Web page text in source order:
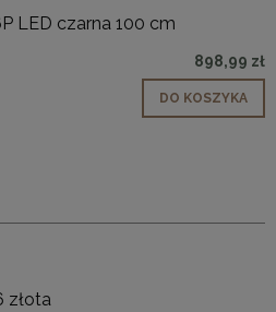
LED czarna 100 cm
898,99 zł
DO KOSZYKA
złota